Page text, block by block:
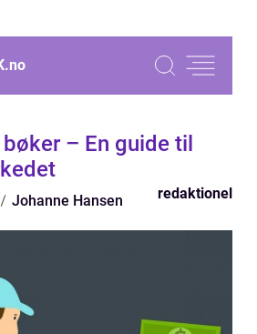
no
– En guide til
Johanne Hansen redaktionel